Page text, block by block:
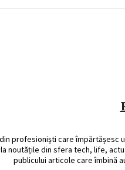
profesioniști care
noutățile din sfera tech, life,
publicului articole care îmbină